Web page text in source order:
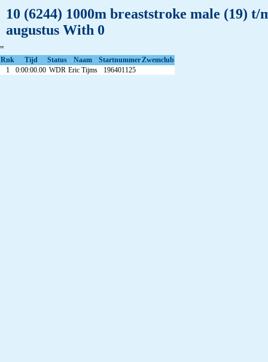
10 (6244) 1000m breaststroke male (19)
augustus With 0
"
Rnk Tijd Status Naam StartnummerZwemclub
1
0:00:00.00 WDR Eric Tijms 196401125